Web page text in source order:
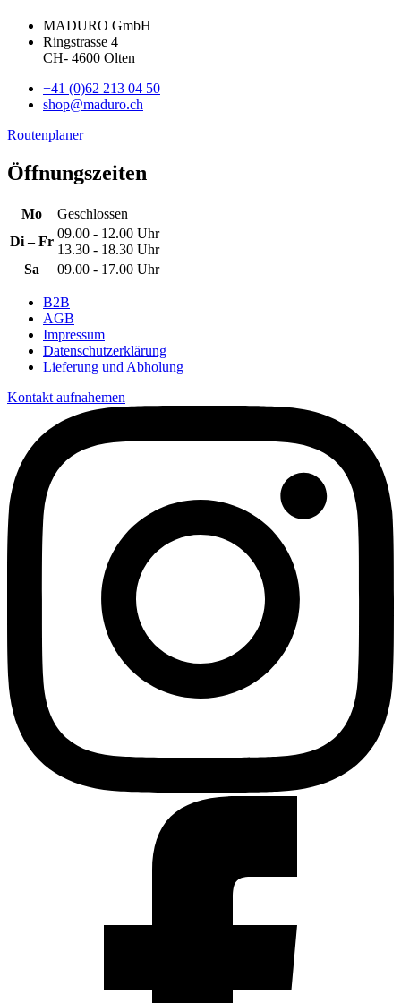
MADURO GmbH
Ringstrasse 4
CH- 4600 Olten
+41 (0)62 213 04 50
shop@maduro.ch
Routenplaner
Öffnungszeiten
Mo
Geschlossen
Di – Fr
09.00 - 12.00 Uhr
13.30 - 18.30 Uhr
Sa
09.00 - 17.00 Uhr
B2B
AGB
Impressum
Datenschutzerklärung
Lieferung und Abholung
Kontakt aufnahemen